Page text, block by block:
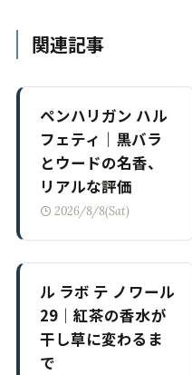
関連記事
ペンハリガン ハル
フェティ｜黒バラ
とウードの名香、
リアルな評価
2026/8/8(Sat)
ル ラボ テ ノワール
29｜紅茶の香水が
干し草に変わるま
で